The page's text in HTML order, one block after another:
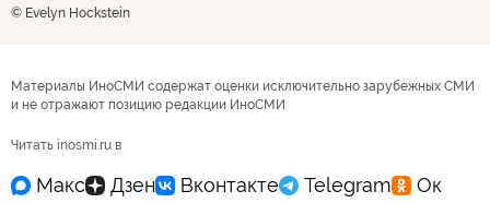
© Evelyn Hockstein
Материалы ИноСМИ содержат оценки исключительно зарубежных СМИ
и не отражают позицию редакции ИноСМИ
Читать inosmi.ru в